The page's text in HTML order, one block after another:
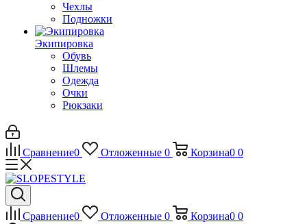
Чехлы
Подножки
Экипировка
Обувь
Шлемы
Одежда
Очки
Рюкзаки
Сравнение0 Отложенные 0 Корзина0 0
Сравнение0 Отложенные 0 Корзина0 0